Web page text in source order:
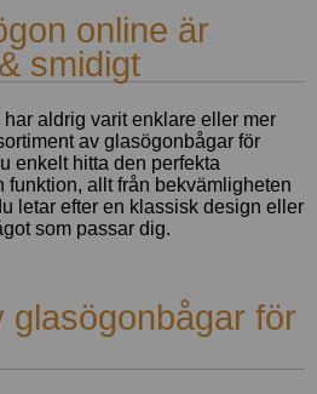
online är
smidigt
aldrig varit enklare eller mer
av glasögonbågar för
enkelt hitta den perfekta
funktion, allt från bekvämligheten
letar efter en klassisk design eller
som passar dig.
glasögonbågar för